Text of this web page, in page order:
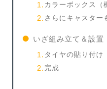
カラーボックス（
さらにキャスター
いざ組み立て＆設置
タイヤの貼り付け
完成